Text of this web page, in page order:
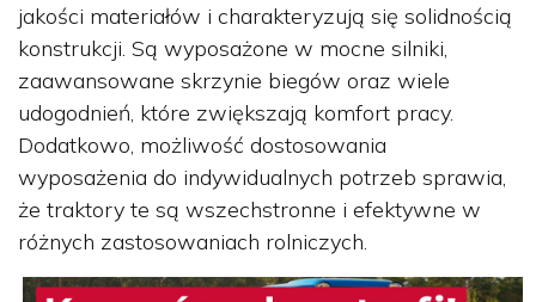
jakości materiałów i charakteryzują się solidnością
konstrukcji. Są wyposażone w mocne silniki,
zaawansowane skrzynie biegów oraz wiele
udogodnień, które zwiększają komfort pracy.
Dodatkowo, możliwość dostosowania
wyposażenia do indywidualnych potrzeb sprawia,
że traktory te są wszechstronne i efektywne w
różnych zastosowaniach rolniczych.